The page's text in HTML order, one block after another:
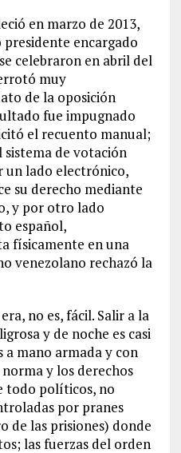
en marzo de 2013,
encargado
celebraron en abril del
muy
de la oposición
fue impugnado
el recuento manual;
de votación
un lado electrónico,
su derecho mediante
y por otro lado
español,
físicamente en una
venezolano rechazó la
no es, fácil. Salir a la
y de noche es casi
mano armada y con
y los derechos
todo políticos, no
por pranes
de las prisiones) donde
las fuerzas del orden